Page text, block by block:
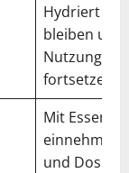
Hydriert
bleiben und
Nutzung
fortsetzen
Mit Essen
einnehmen
und Dosis